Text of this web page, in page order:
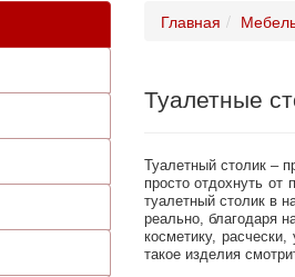
Главная
Туалетные
Туалетный столик –
просто отдохнуть
туалетный столик в
реально, благодаря
косметику,
такое изделия